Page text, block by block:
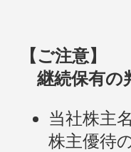
【ご注意】
継続保有の
当社株主
株主優待